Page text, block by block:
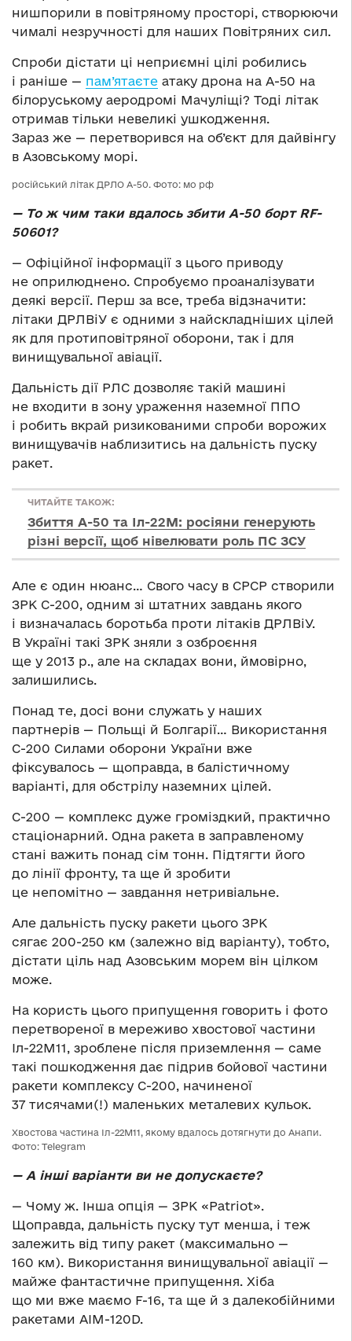
нишпорили в повітряному просторі, створюючи
чималі незручності для наших Повітряних сил.
Спроби дістати ці неприємні цілі робились
і раніше — пам’ятаєте атаку дрона на А-50 на
білоруському аеродромі Мачуліщі? Тоді літак
отримав тільки невеликі ушкодження.
Зараз же — перетворився на об’єкт для дайвінгу
в Азовському морі.
російський літак ДРЛО А-50. Фото: мо рф
— То ж чим таки вдалось збити А-50 борт RF-
50601?
— Офіційної інформації з цього приводу
не оприлюднено. Спробуємо проаналізувати
деякі версії. Перш за все, треба відзначити:
літаки ДРЛВіУ є одними з найскладніших цілей
як для протиповітряної оборони, так і для
винищувальної авіації.
Дальність дії РЛС дозволяє такій машині
не входити в зону ураження наземної ППО
і робить вкрай ризикованими спроби ворожих
винищувачів наблизитись на дальність пуску
ракет.
ЧИТАЙТЕ ТАКОЖ:
Збиття А-50 та Іл-22М: росіяни генерують
різні версії, щоб нівелювати роль ПС ЗСУ
Але є один нюанс… Свого часу в СРСР створили
ЗРК С-200, одним зі штатних завдань якого
і визначалась боротьба проти літаків ДРЛВіУ.
В Україні такі ЗРК зняли з озброєння
ще у 2013 р., але на складах вони, ймовірно,
залишились.
Понад те, досі вони служать у наших
партнерів — Польщі й Болгарії… Використання
С-200 Силами оборони України вже
фіксувалось — щоправда, в балістичному
варіанті, для обстрілу наземних цілей.
С-200 — комплекс дуже громіздкий, практично
стаціонарний. Одна ракета в заправленому
стані важить понад сім тонн. Підтягти його
до лінії фронту, та ще й зробити
це непомітно — завдання нетривіальне.
Але дальність пуску ракети цього ЗРК
сягає 200-250 км (залежно від варіанту), тобто,
дістати ціль над Азовським морем він цілком
може.
На користь цього припущення говорить і фото
перетвореної в мереживо хвостової частини
Іл-22М11, зроблене після приземлення — саме
такі пошкодження дає підрив бойової частини
ракети комплексу С-200, начиненої
37 тисячами(!) маленьких металевих кульок.
Хвостова частина Іл-22М11, якому вдалось дотягнути до Анапи.
Фото: Telegram
— А інші варіанти ви не допускаєте?
— Чому ж. Інша опція — ЗРК «Patriot».
Щоправда, дальність пуску тут менша, і теж
залежить від типу ракет (максимально —
160 км). Використання винищувальної авіації —
майже фантастичне припущення. Хіба
що ми вже маємо F-16, та ще й з далекобійними
ракетами AIM-120D.